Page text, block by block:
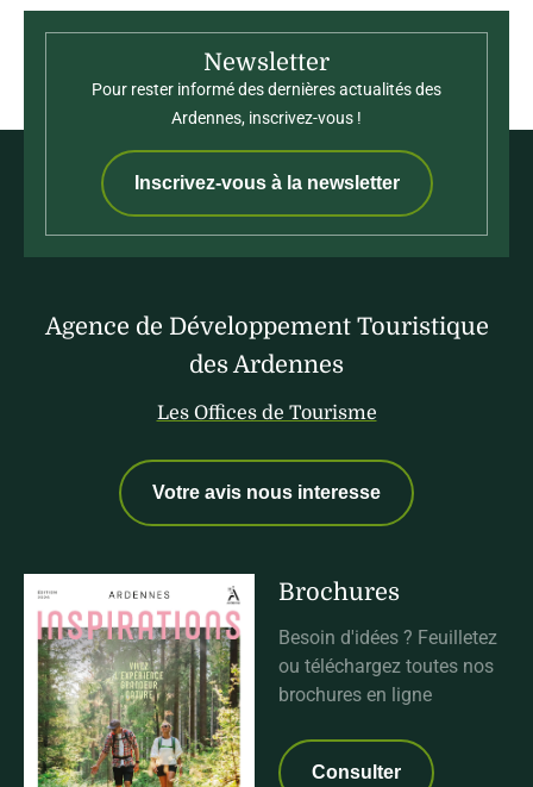
Newsletter
Pour rester informé des dernières actualités des
Ardennes, inscrivez-vous !
Inscrivez-vous à la newsletter
Agence de Développement Touristique
des Ardennes
Les Offices de Tourisme
Votre avis nous interesse
Brochures
Besoin d'idées ? Feuilletez
ou téléchargez toutes nos
brochures en ligne
Consulter